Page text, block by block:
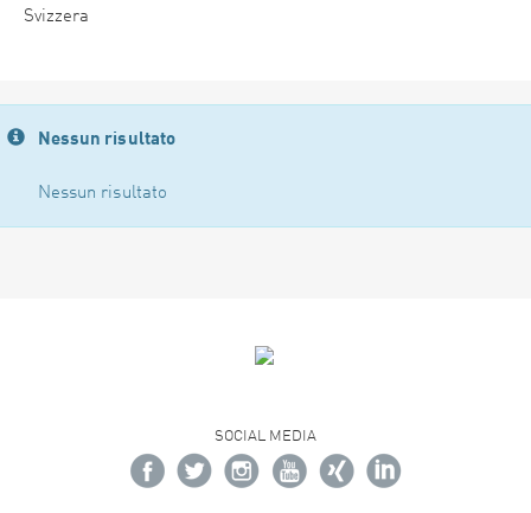
Svizzera
Nessun risultato
Nessun risultato
SOCIAL MEDIA